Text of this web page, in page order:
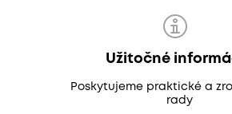
Užitočné
Poskytujeme praktické a
rady